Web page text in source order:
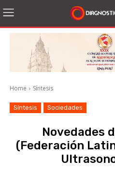
Home Síntesis
Síntesis Sociedades
Novedades
(Federación